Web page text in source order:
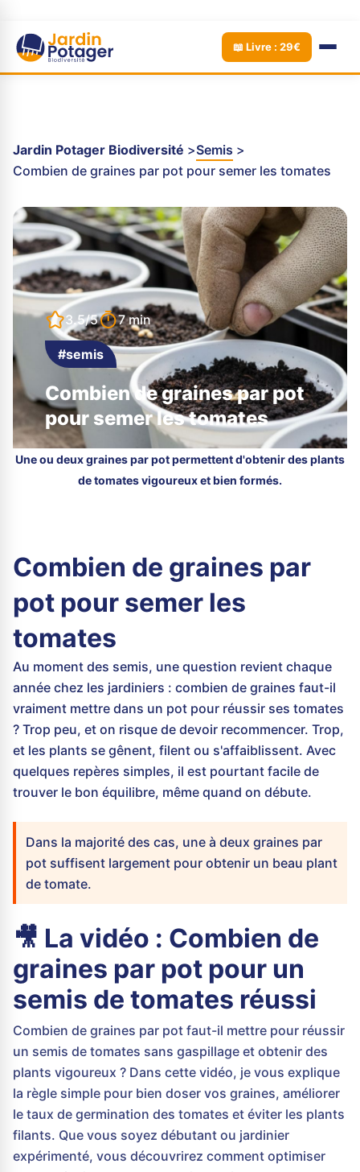
📖 Livre : 29€
Jardin Potager Biodiversité
Semis
Combien de graines par pot pour semer les tomates
3.5/5 7 min
#semis
Combien de graines par pot
pour semer les tomates
Une ou deux graines par pot permettent d'obtenir des plants
de tomates vigoureux et bien formés.
Combien de graines par
pot pour semer les
tomates
Au moment des semis, une question revient chaque
année chez les jardiniers : combien de graines faut-il
vraiment mettre dans un pot pour réussir ses tomates
? Trop peu, et on risque de devoir recommencer. Trop,
et les plants se gênent, filent ou s'affaiblissent. Avec
quelques repères simples, il est pourtant facile de
trouver le bon équilibre, même quand on débute.
Dans la majorité des cas, une à deux graines par
pot suffisent largement pour obtenir un beau plant
de tomate.
🎥 La vidéo : Combien de
graines par pot pour un
semis de tomates réussi
Combien de graines par pot faut-il mettre pour réussir
un semis de tomates sans gaspillage et obtenir des
plants vigoureux ? Dans cette vidéo, je vous explique
la règle simple pour bien doser vos graines, améliorer
le taux de germination des tomates et éviter les plants
filants. Que vous soyez débutant ou jardinier
expérimenté, vous découvrirez comment optimiser